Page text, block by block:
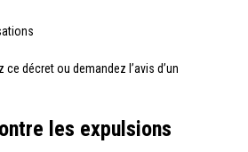
décret ou demandez l’avis d’un
les expulsions